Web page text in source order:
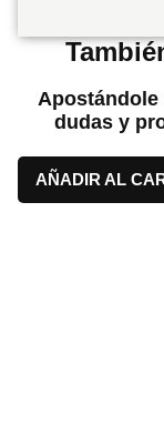
Apostándole
dudas y
AÑADIR AL